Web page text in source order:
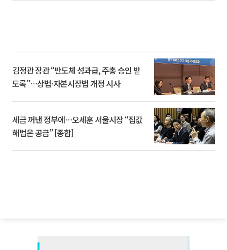
김정관 장관 “반도체 성과급, 주총 승인 받
도록”…상법·자본시장법 개정 시사
세금 꺼낸 정부에…오세훈 서울시장 “집값
해법은 공급” [종합]